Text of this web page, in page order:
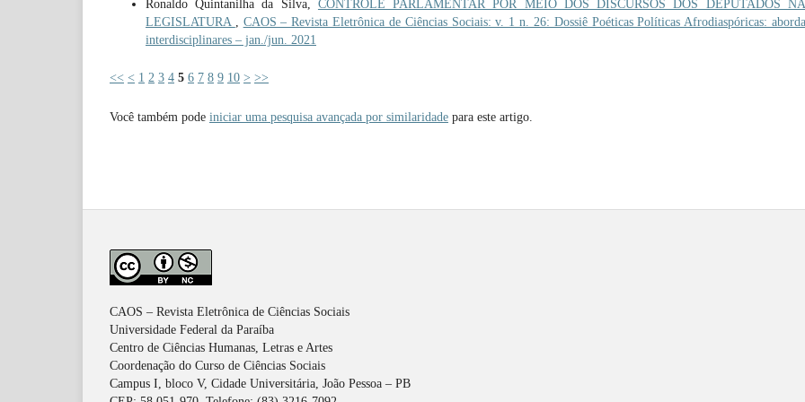
Ronaldo Quintanilha da Silva, CONTROLE PARLAMENTAR POR MEIO DOS DISCURSOS DOS DEPUTADOS
LEGISLATURA , CAOS – Revista Eletrônica de Ciências Sociais: v. 1 n. 26: Dossiê Poéticas Políticas Afrodiaspóricas:
interdisciplinares – jan./jun. 2021
<< < 1 2 3 4 5 6 7 8 9 10 > >>
Você também pode iniciar uma pesquisa avançada por similaridade para este artigo.
CAOS – Revista Eletrônica de Ciências Sociais
Universidade Federal da Paraíba
Centro de Ciências Humanas, Letras e Artes
Coordenação do Curso de Ciências Sociais
Campus I, bloco V, Cidade Universitária, João Pessoa – PB